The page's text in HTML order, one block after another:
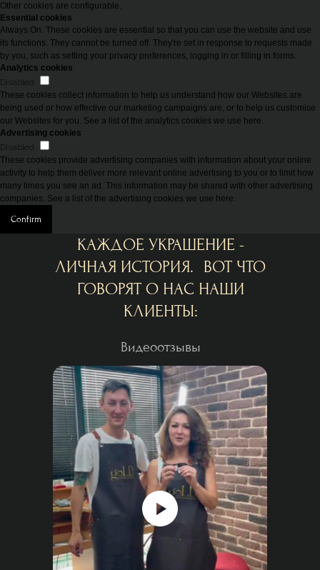
Other cookies are configurable.
Essential cookies
Always On. These cookies are essential so that you can use the website and use
its functions. They cannot be turned off. They're set in response to requests made
by you, such as setting your privacy preferences, logging in or filling in forms.
Analytics cookies
Disabled
These cookies collect information to help us understand how our Websites are
being used or how effective our marketing campaigns are, or to help us customise
our Websites for you. See a list of the analytics cookies we use here.
Advertising cookies
Disabled
These cookies provide advertising companies with information about your online
activity to help them deliver more relevant online advertising to you or to limit how
many times you see an ad. This information may be shared with other advertising
companies. See a list of the advertising cookies we use here.
Confirm
КАЖДОЕ УКРАШЕНИЕ -
ЛИЧНАЯ ИСТОРИЯ. ВОТ ЧТО
ГОВОРЯТ О НАС НАШИ
КЛИЕНТЫ:
Видеоотзывы